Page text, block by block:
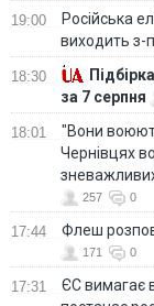
19:00
Російська
виходить з-
18:30
за 7 серпня
18:01
"Вони
Чернівцях
257 0
17:44 Флеш
171 0
17:31
ЄС вимагає